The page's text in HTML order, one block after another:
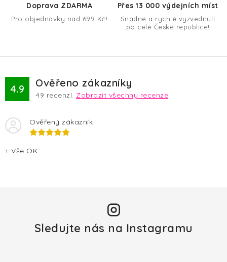
v
p
u
Doprava ZDARMA
Pro objednávky nad 699 Kč!
Přes 13 000 výdejních míst
Snadné a rychlé vyzvednutí
po celé České republice!
4.9 Ověřeno zákazníky
49 recenzí. Zobrazit všechny recenze
Ověřený zákazník
+ Vše OK
Sledujte nás na Instagramu